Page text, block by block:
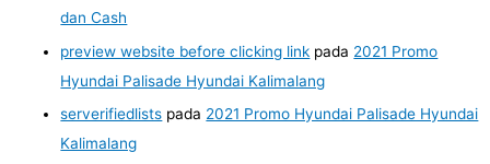
dan Cash
preview website before clicking link pada 2021 Promo
Hyundai Palisade Hyundai Kalimalang
serverifiedlists pada 2021 Promo Hyundai Palisade Hyundai
Kalimalang